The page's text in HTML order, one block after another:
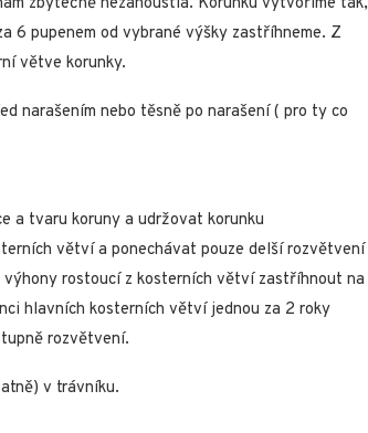
6 pupenem od vybrané výšky zastříhneme. Z
větve korunky.
narašením nebo těsně po narašení ( pro ty co
a tvaru koruny a udržovat korunku
větví a ponechávat pouze delší rozvětvení
rostoucí z kosterních větví zastříhnout na
hlavních kosterních větví jednou za 2 roky
rozvětvení.
v trávníku.